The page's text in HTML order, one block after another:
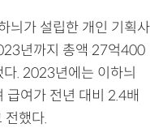
늬가 설립한 개인 기획사
년까지 총액 27억400
. 2023년에는 이하늬
급여가 전년 대비 2.4배
했다.